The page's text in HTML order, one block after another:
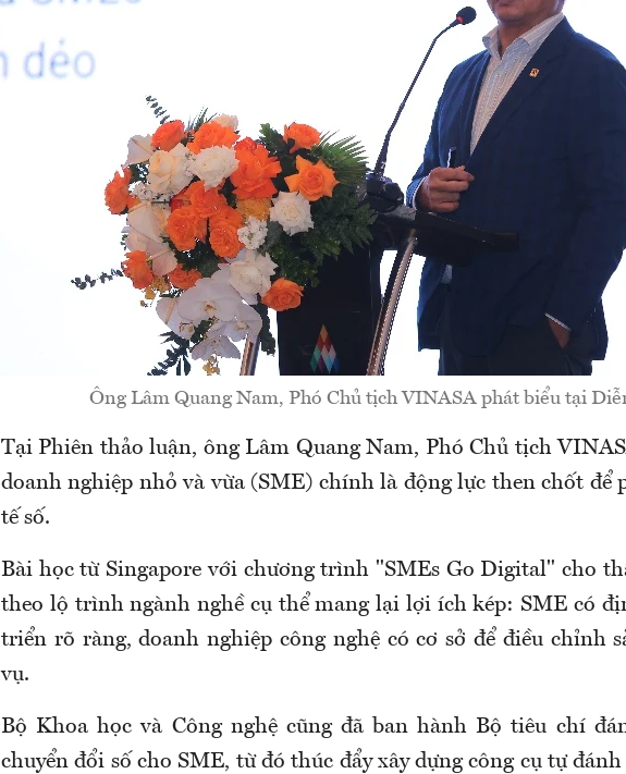
Ông Lâm Quang Nam, Phó Chủ tịch VINASA phát biểu tại
Tại Phiên thảo luận, ông Lâm Quang Nam, Phó Chủ tịch
doanh nghiệp nhỏ và vừa (SME) chính là động lực then chốt để
tế số.
Bài học từ Singapore với chương trình "SMEs Go Digital" cho
theo lộ trình ngành nghề cụ thể mang lại lợi ích kép: SME có
triển rõ ràng, doanh nghiệp công nghệ có cơ sở để điều chỉnh
vụ.
Bộ Khoa học và Công nghệ cũng đã ban hành Bộ tiêu chí
chuyển đổi số cho SME, từ đó thúc đẩy xây dựng công cụ tự